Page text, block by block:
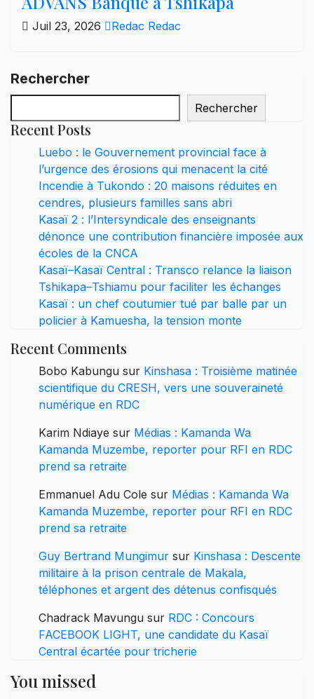
Juil 23, 2026 Redac Redac
Rechercher
Rechercher
Recent Posts
Luebo : le Gouvernement provincial face à
l’urgence des érosions qui menacent la cité
Incendie à Tukondo : 20 maisons réduites en
cendres, plusieurs familles sans abri
Kasaï 2 : l’Intersyndicale des enseignants
dénonce une contribution financière imposée aux
écoles de la CNCA
Kasaï–Kasaï Central : Transco relance la liaison
Tshikapa–Tshiamu pour faciliter les échanges
Kasaï : un chef coutumier tué par balle par un
policier à Kamuesha, la tension monte
Recent Comments
Bobo Kabungu sur Kinshasa : Troisième matinée
scientifique du CRESH, vers une souveraineté
numérique en RDC
Karim Ndiaye sur Médias : Kamanda Wa
Kamanda Muzembe, reporter pour RFI en RDC
prend sa retraite
Emmanuel Adu Cole sur Médias : Kamanda Wa
Kamanda Muzembe, reporter pour RFI en RDC
prend sa retraite
Guy Bertrand Mungimur sur Kinshasa : Descente
militaire à la prison centrale de Makala,
téléphones et argent des détenus confisqués
Chadrack Mavungu sur RDC : Concours
FACEBOOK LIGHT, une candidate du Kasaï
Central écartée pour tricherie
You missed